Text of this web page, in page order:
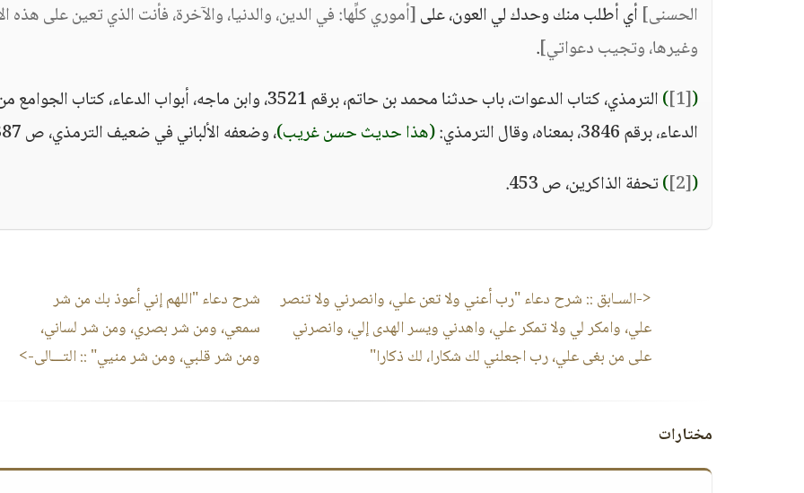
الحسنى] أي أطلب منك وحدك لي العون، على[أموري كلِّها: في الدين، والدنيا، والآخرة، فأنت الذي تعين على هذه
وغيرها، وتجيب دعواتي].
(
[1]
)
الترمذي، كتاب الدعوات، باب حدثنا محمد بن حاتم، برقم 3521، وابن ماجه، أبواب الدعاء، كتاب
الدعاء، برقم 3846، بمعناه، وقال الترمذي:
(هذا حديث حسن غريب)، وضعفه الألباني في ضعيف الترمذي، ص 387.
(
[2]
)تحفة الذاكرين، ص 453.
<-السـابق :: شرح دعاء "رب أعني ولا تعن علي، وانصرني ولا تنصر
علي، وامكر لي ولا تمكر علي، واهدني ويسر الهدى إلي، وانصرني
على من بغى علي، رب اجعلني لك شكارا، لك ذكارا"
شرح دعاء "اللهم إني أعوذ بك من شر
سمعي، ومن شر بصري، ومن شر لساني،
ومن شر قلبي، ومن شر منيي" :: التـــالى->
مختارات